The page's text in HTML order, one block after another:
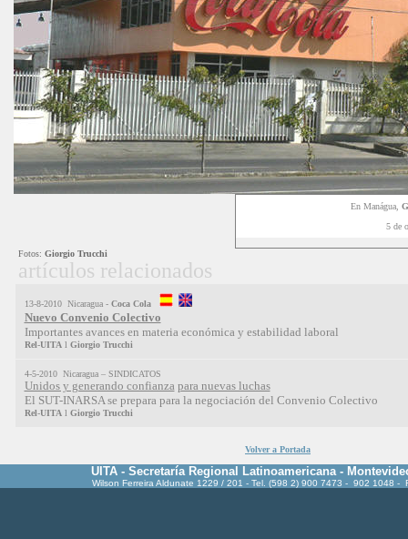
En Manágua,
5 de
Fotos: Giorgio Trucchi
artículos relacionados
13-8-2010 Nicaragua - Coca Cola
Nuevo Convenio Colectivo
Importantes avances en materia económica y estabilidad laboral
Rel-UITAl Giorgio Trucchi
4-5-2010 Nicaragua – SINDICATOS
Unidos y generando confianza para nuevas luchas
El SUT-INARSA se prepara para la negociación del Convenio Colectivo
Rel-UITAl Giorgio Trucchi
Volver a Portada
UITA - Secretaría Regional Latinoamericana -
Wilson Ferreira Aldunate 1229 / 201 - Tel. (598 2) 900 7473 - 902 1048 -